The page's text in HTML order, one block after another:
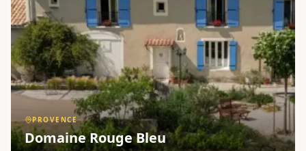
PROVENCE
Domaine Rouge Bleu